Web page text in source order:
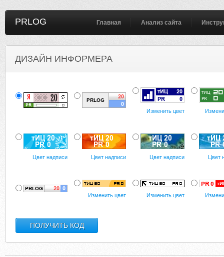
PRLOG Главная Анализ сайта
ДИЗАЙН ИНФОРМЕРА
Изменить цвет
Цвет надписи Цвет надписи Цвет надписи Цвет
Изменить цвет Изменить цвет